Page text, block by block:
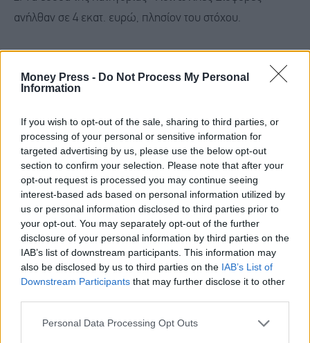
Money Press - Do Not Process My Personal
Information
If you wish to opt-out of the sale, sharing to third parties, or
processing of your personal or sensitive information for
targeted advertising by us, please use the below opt-out
section to confirm your selection. Please note that after your
opt-out request is processed you may continue seeing
interest-based ads based on personal information utilized by
us or personal information disclosed to third parties prior to
your opt-out. You may separately opt-out of the further
disclosure of your personal information by third parties on the
IAB’s list of downstream participants. This information may
also be disclosed by us to third parties on the IAB’s List of
Downstream Participants that may further disclose it to other
Personal Data Processing Opt Outs
ανήλθαν σε 4 εκατ. ευρώ, πλησίον του στόχου.
1.295 εκατ. ευρώ, αυξημένα κατά 1.146 εκατ. ευρώ έναντι
προαναφέρθηκε, ενώ ποσό 344 εκατ. ευρώ αφορά έσοδα
του ΠΔΕ, τα οποία είναι αυξημένα κατά 231 εκατ. ευρώ
έναντι του στόχου.
4. Τα έσοδα της κατηγορίας «Πωλήσεις αγαθών και
υπηρεσιών» ανήλθαν σε 338 εκατ. ευρώ, αυξημένα κατά
191 εκατ. ευρώ έναντι του στόχου.
5. Τα έσοδα της κατηγορίας «Λοιπά τρέχοντα έσοδα»
ανήλθαν σε 221 εκατ. ευρώ, αυξημένα κατά 94 εκατ.
ευρώ έναντι του στόχου. Ποσό 36 εκατ. ευρώ αφορά